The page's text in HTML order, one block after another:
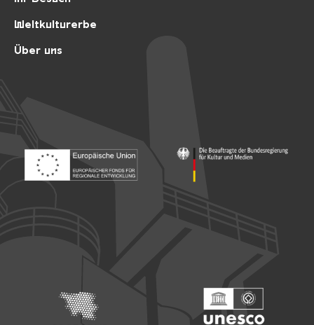
Weltkulturerbe
Über uns